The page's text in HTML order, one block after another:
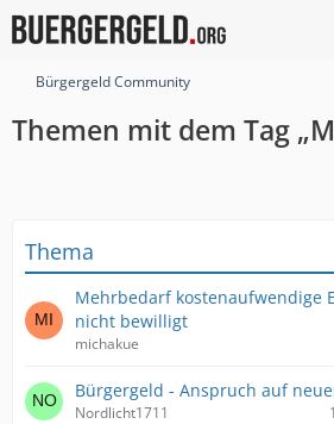
Bürgergeld Community
Themen mit dem Tag
Thema
Mehrbedarf kostenaufwendige
nicht bewilligt
michakue
Bürgergeld - Anspruch auf
Nordlicht1711